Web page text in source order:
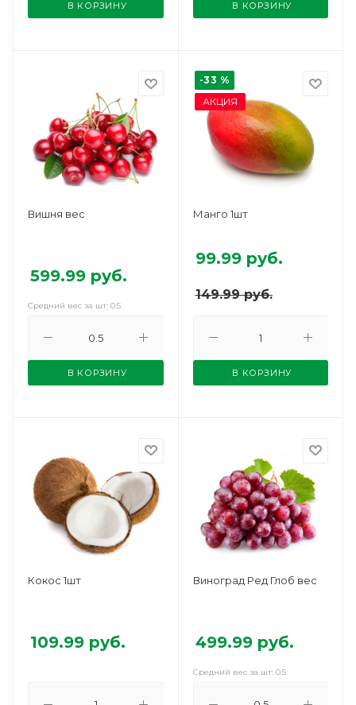
В КОРЗИНУ В КОРЗИНУ
Вишня вес
599.99 руб.
Средний вес за шт: 0.5
В КОРЗИНУ
-33 %
АКЦИЯ
Манго 1шт
149.99руб.
99.99руб.
В КОРЗИНУ
Кокос 1шт
109.99 руб.
Виноград Ред Глоб вес
499.99руб.
Средний вес за шт: 0.5